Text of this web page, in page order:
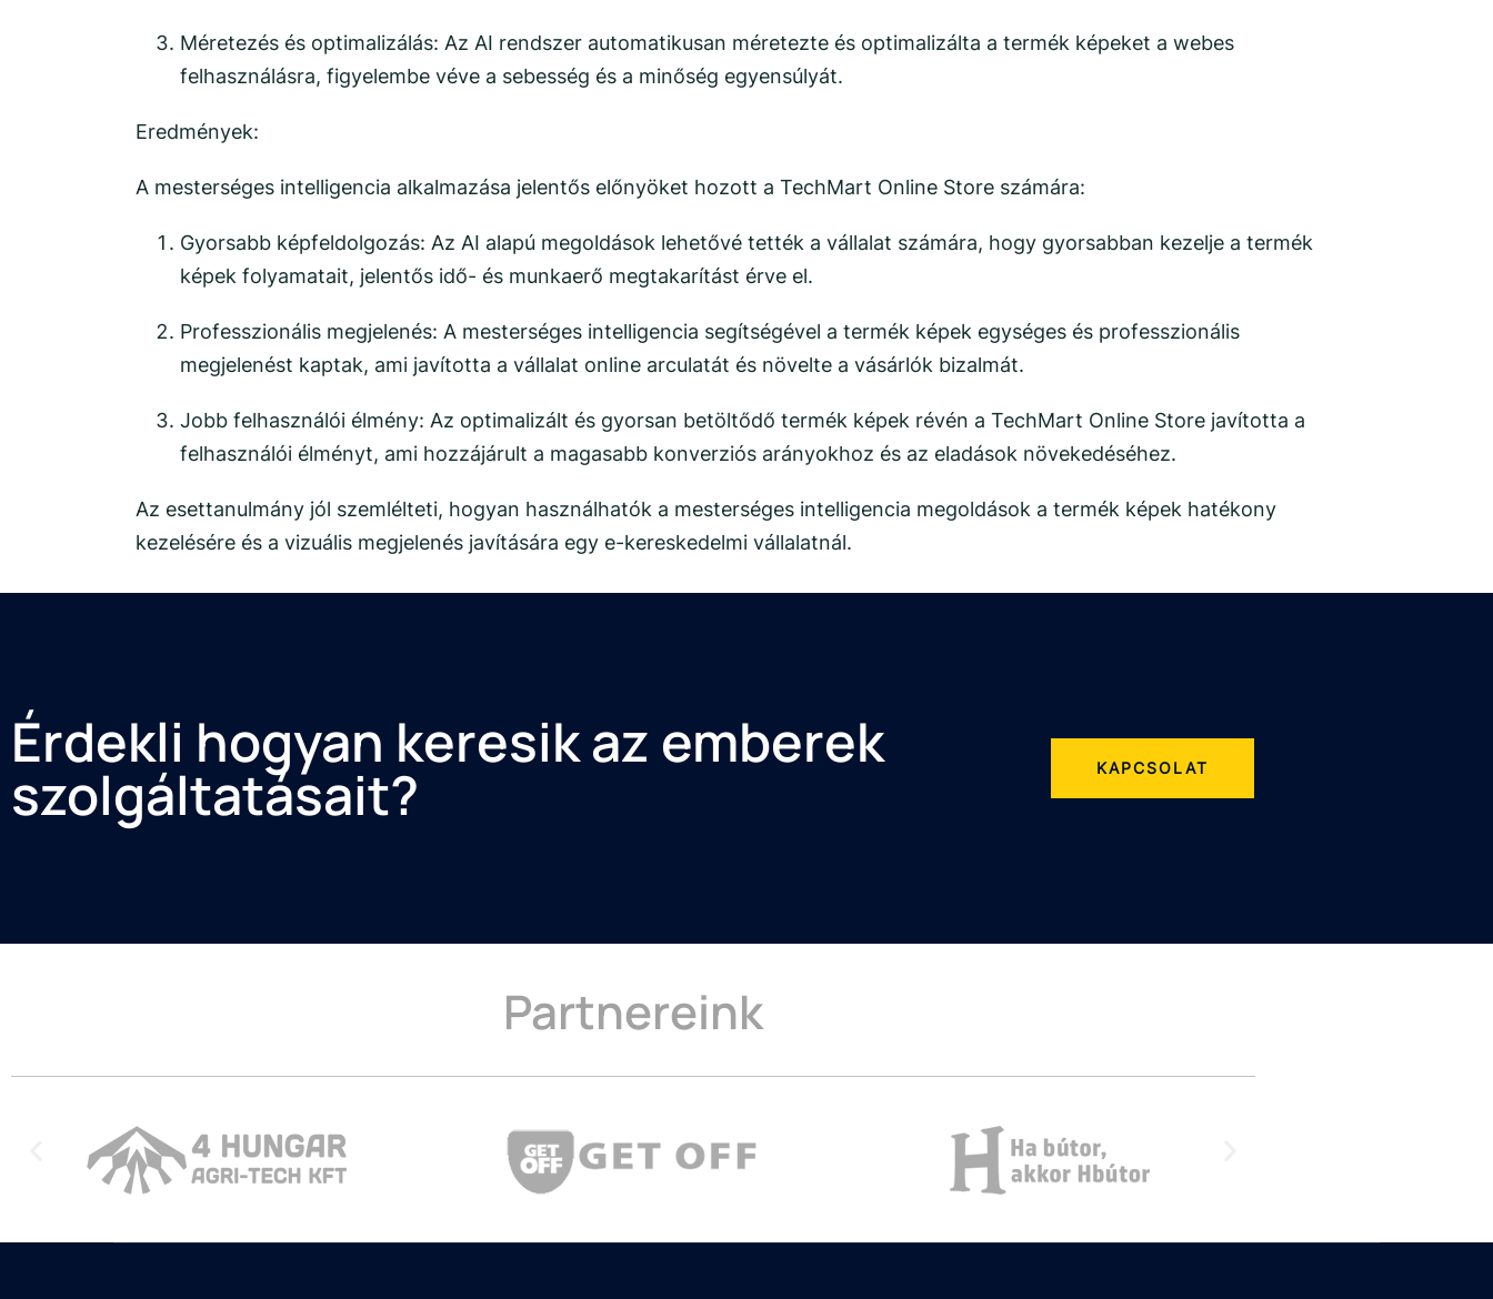
Méretezés és optimalizálás: Az AI rendszer automatikusan méretezte és optimalizálta a termék képeket a webes
felhasználásra, figyelembe véve a sebesség és a minőség egyensúlyát.
Eredmények:
A mesterséges intelligencia alkalmazása jelentős előnyöket hozott a TechMart Online Store számára:
Gyorsabb képfeldolgozás: Az AI alapú megoldások lehetővé tették a vállalat számára, hogy gyorsabban kezelje a termék
képek folyamatait, jelentős idő- és munkaerő megtakarítást érve el.
Professzionális megjelenés: A mesterséges intelligencia segítségével a termék képek egységes és professzionális
megjelenést kaptak, ami javította a vállalat online arculatát és növelte a vásárlók bizalmát.
Jobb felhasználói élmény: Az optimalizált és gyorsan betöltődő termék képek révén a TechMart Online Store javította a
felhasználói élményt, ami hozzájárult a magasabb konverziós arányokhoz és az eladások növekedéséhez.
Az esettanulmány jól szemlélteti, hogyan használhatók a mesterséges intelligencia megoldások a termék képek hatékony
kezelésére és a vizuális megjelenés javítására egy e-kereskedelmi vállalatnál.
Érdekli hogyan keresik az emberek
szolgáltatásait? KAPCSOLAT
Partnereink